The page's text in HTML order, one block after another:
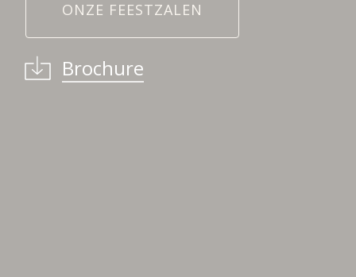
ONZE FEESTZALEN
Brochure